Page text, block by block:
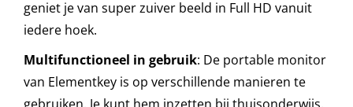
geniet je van super zuiver beeld in Full HD vanuit
iedere hoek.
Multifunctioneel in gebruik: De portable monitor
van Elementkey is op verschillende manieren te